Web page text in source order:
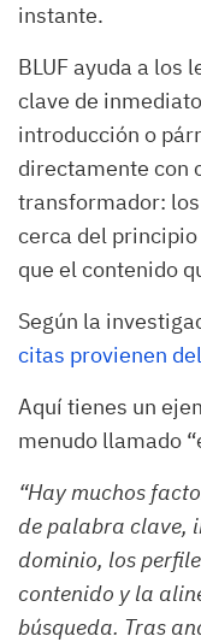
instante.
BLUF ayuda a los
clave de
introducción o
directamente con
transformador:
cerca del
que el contenido
Según la
citas provienen
Aquí tienes un
menudo llamado
“Hay muchos
de palabra clave,
dominio, los
contenido y la
búsqueda. Tras